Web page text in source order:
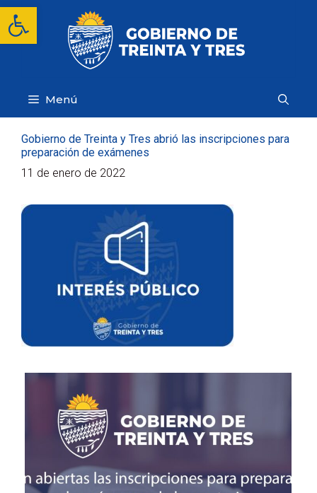
Abrir barra de herramientas
Saltar
contenido
Menú
Gobierno de Treinta y Tres abrió las inscripciones para
preparación de exámenes
11 de enero de 2022